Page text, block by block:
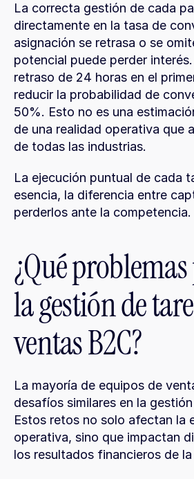
La correcta gestión de cada
directamente en la tasa de
asignación se retrasa o se
potencial puede perder
retraso de 24 horas en el
reducir la probabilidad de
50%. Esto no es una
de una realidad operativa que
de todas las industrias.
La ejecución puntual de cada
esencia, la diferencia entre
perderlos ante la competencia.
¿Qué
la gestión de
ventas B2C?
La mayoría de equipos de
desafíos similares en la
Estos retos no solo afectan la
operativa, sino que impactan
los resultados financieros de la